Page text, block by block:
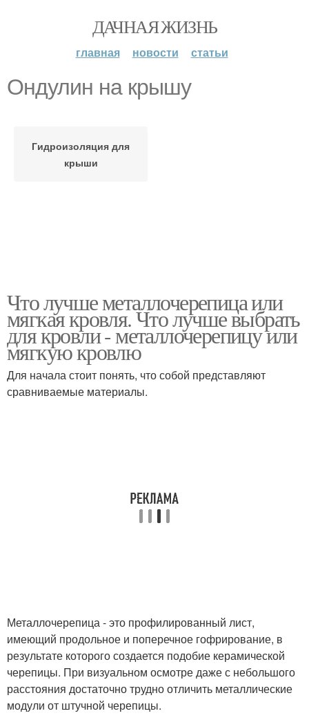
ДАЧНАЯ ЖИЗНЬ
главная новости статьи
Ондулин на крышу
Гидроизоляция для
крыши
Что лучше металлочерепица или
мягкая кровля. Что лучше выбрать
для кровли - металлочерепицу или
мягкую кровлю
Для начала стоит понять, что собой представляют
сравниваемые материалы.
Металлочерепица - это профилированный лист,
имеющий продольное и поперечное гофрирование, в
результате которого создается подобие керамической
черепицы. При визуальном осмотре даже с небольшого
расстояния достаточно трудно отличить металлические
модули от штучной черепицы.